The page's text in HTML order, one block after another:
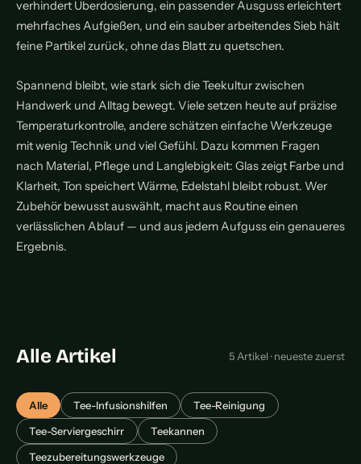
verhindert Überdosierung, ein passender Ausguss erleichtert
mehrfaches Aufgießen, und ein sauber arbeitendes Sieb hält
feine Partikel zurück, ohne das Blatt zu quetschen.
Spannend bleibt, wie stark sich die Teekultur zwischen
Handwerk und Alltag bewegt. Viele setzen heute auf präzise
Temperaturkontrolle, andere schätzen einfache Werkzeuge
mit wenig Technik und viel Gefühl. Dazu kommen Fragen
nach Material, Pflege und Langlebigkeit: Glas zeigt Farbe und
Klarheit, Ton speichert Wärme, Edelstahl bleibt robust. Wer
Zubehör bewusst auswählt, macht aus Routine einen
verlässlichen Ablauf — und aus jedem Aufguss ein genaueres
Ergebnis.
Alle Artikel 5 Artikel · neueste zuerst
Alle Tee-Infusionshilfen
Tee-Reinigung
Tee-Serviergeschirr
Teekannen
Teezubereitungswerkzeuge